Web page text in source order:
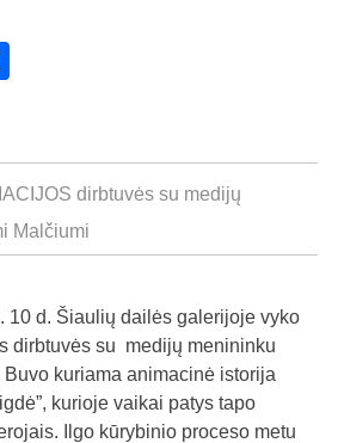
dirbtuvės su medijų
Malčiumi
10 d. Šiaulių dailės galerijoje vyko
dirbtuvės su medijų menininku
kuriama animacinė istorija
kurioje vaikai patys tapo
Ilgo kūrybinio proceso metu